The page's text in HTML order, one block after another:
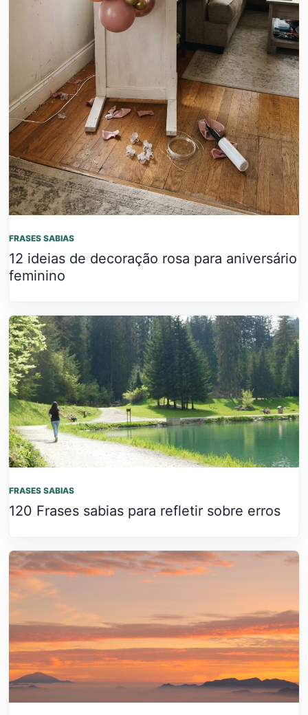
FRASES SABIAS
12 ideias de decoração rosa para aniversário
feminino
FRASES SABIAS
120 Frases sabias para refletir sobre erros